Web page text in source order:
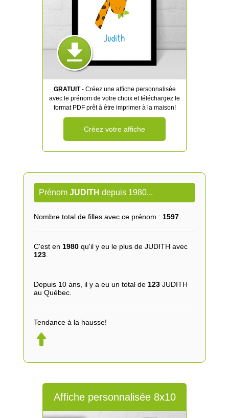
Judith
GRATUIT- Créez une affiche personnalisée
avec le prénom de votre choix et téléchargez le
format PDF prêt à être imprimer à la maison!
Créez votre affiche
Prénom JUDITH depuis 1980...
Nombre total de filles avec ce prénom : 1597.
C'est en 1980qu'il y eu le plus de JUDITH avec
123.
Depuis 10 ans, il y a eu un total de 123JUDITH
au Québec.
Tendance à la hausse!
Affiche personnalisée 8x10